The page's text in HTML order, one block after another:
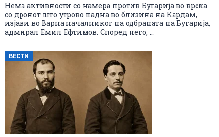
Нема активности со намера против Бугарија во врска
со дронот што утрово падна во близина на Кардам,
изјави во Варна началникот на одбраната на Бугарија,
адмирал Емил Ефтимов. Според него, ...
ВЕСТИ